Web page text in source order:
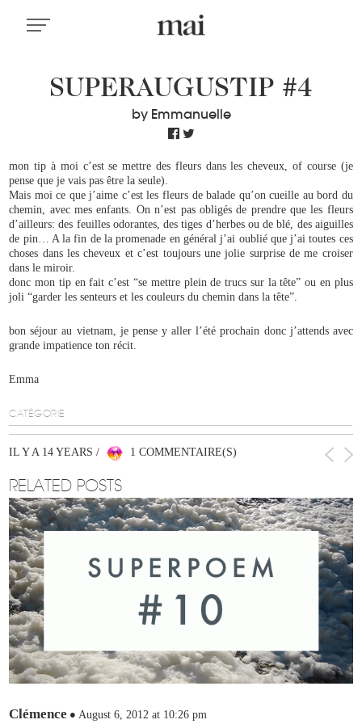
SUPERAUGUSTIP #4
by Emmanuelle
mon tip à moi c’est se mettre des fleurs dans les cheveux, of course (je
pense que je vais pas être la seule).
Mais moi ce que j’aime c’est les fleurs de balade qu’on cueille au bord du
chemin, avec mes enfants. On n’est pas obligés de prendre que les fleurs
d’ailleurs: des feuilles odorantes, des tiges d’herbes ou de blé, des aiguilles
de pin… A la fin de la promenade en général j’ai oublié que j’ai toutes ces
choses dans les cheveux et c’est toujours une jolie surprise de me croiser
dans le miroir.
donc mon tip en fait c’est “se mettre plein de trucs sur la tête” ou en plus
joli “garder les senteurs et les couleurs du chemin dans la tête”.
bon séjour au vietnam, je pense y aller l’été prochain donc j’attends avec
grande impatience ton récit.
Emma
CATÉGORIE
IL Y A 14 YEARS / 1 COMMENTAIRE(S)
RELATED POSTS
Clémence August 6, 2012 at 10:26 pm